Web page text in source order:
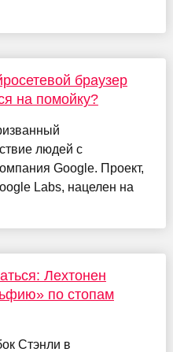
браузер
на помойку?
людей с
Google. Проект,
Labs, нацелен на
Лехтонен
по стопам
Стэнли в